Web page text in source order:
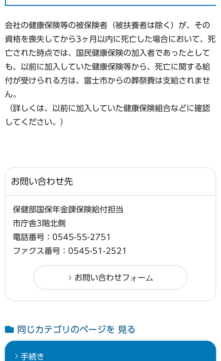
会社の健康保険等の被保険者（被扶養者は除く）が、その
資格を喪失してから3ヶ月以内に死亡した場合において、死
亡された時点では、国民健康保険の加入者であったとして
も、以前に加入していた健康保険等から、死亡に関する給
付が受けられる方は、富士市からの葬祭費は支給されませ
ん。
（詳しくは、以前に加入していた健康保険組合などに確認
してください。）
お問い合わせ先
保健部国保年金課保険給付担当
市庁舎3階北側
電話番号：0545-55-2751
ファクス番号：0545-51-2521
同じカテゴリのページを 見る
手続き